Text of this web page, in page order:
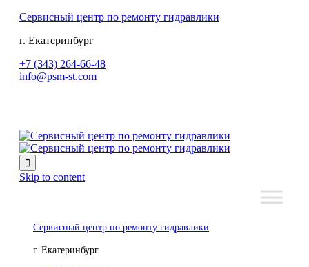
Сервисный центр по ремонту гидравлики
г. Екатеринбург
+7 (343) 264-66-48
info@psm-st.com

Skip to content
Сервисный центр по ремонту гидравлики
г. Екатеринбург